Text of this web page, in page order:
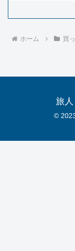
ホーム 買
旅
©